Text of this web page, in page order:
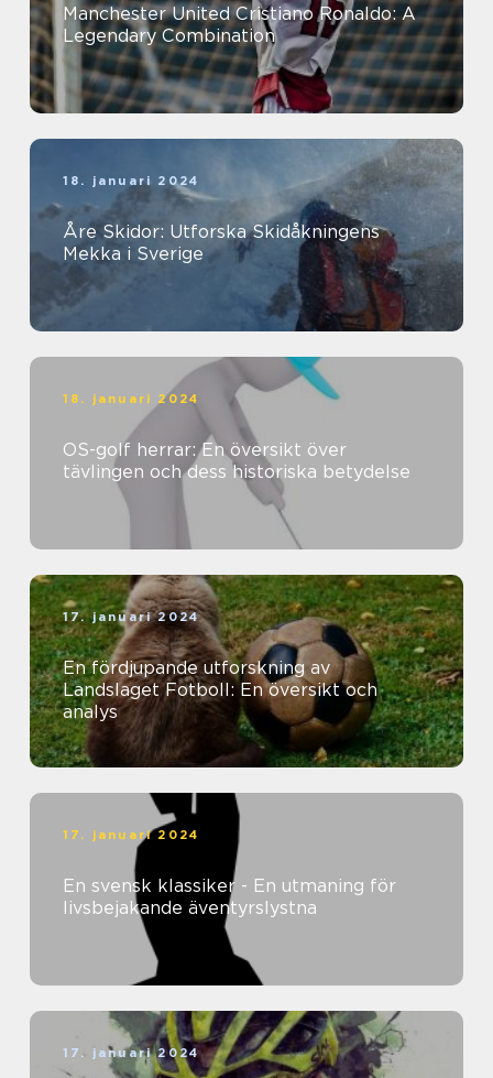
Manchester United Cristiano Ronaldo: A
Legendary Combination
18. januari 2024
Åre Skidor: Utforska Skidåkningens
Mekka i Sverige
18. januari 2024
OS-golf herrar: En översikt över
tävlingen och dess historiska betydelse
17. januari 2024
En fördjupande utforskning av
Landslaget Fotboll: En översikt och
analys
17. januari 2024
En svensk klassiker - En utmaning för
livsbejakande äventyrslystna
17. januari 2024